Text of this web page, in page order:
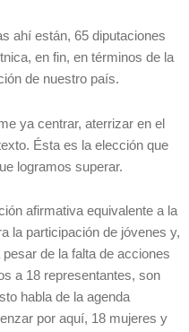
ahí están, 65 diputaciones
en fin, en términos de la
de nuestro país.
ya centrar, aterrizar en el
Ésta es la elección que
logramos superar.
afirmativa equivalente a la
la participación de jóvenes y,
de la falta de acciones
a 18 representantes, son
habla de la agenda
por aquí, 18 mujeres y